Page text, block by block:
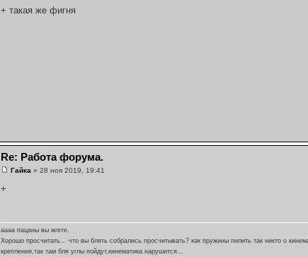
+ такая же фигня
Re: Работа форума.
Гайка » 28 ноя 2019, 19:41
+
аааа пацаны вы жгете.
Хорошо просчитать... что вы блять собрались просчитывать? как пружины пилить так никто о
крепления,так там бля углы пойдут,кинематика нарушится...